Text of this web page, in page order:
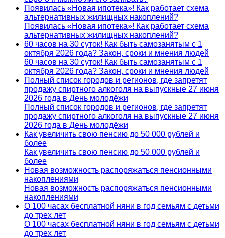
Появилась «Новая ипотека»! Как работает схема
альтернативных жилищных накоплений?
Появилась «Новая ипотека»! Как работает схема
альтернативных жилищных накоплений?
60 часов на 30 суток! Как быть самозанятым с 1
октября 2026 года? Закон, сроки и мнения людей
60 часов на 30 суток! Как быть самозанятым с 1
октября 2026 года? Закон, сроки и мнения людей
Полный список городов и регионов, где запретят
продажу спиртного алкоголя на выпускные 27 июня
2026 года в День молодёжи
Полный список городов и регионов, где запретят
продажу спиртного алкоголя на выпускные 27 июня
2026 года в День молодёжи
Как увеличить свою пенсию до 50 000 рублей и
более
Как увеличить свою пенсию до 50 000 рублей и
более
Новая возможность распоряжаться пенсионными
накоплениями
Новая возможность распоряжаться пенсионными
накоплениями
О 100 часах бесплатной няни в год семьям с детьми
до трех лет
О 100 часах бесплатной няни в год семьям с детьми
до трех лет